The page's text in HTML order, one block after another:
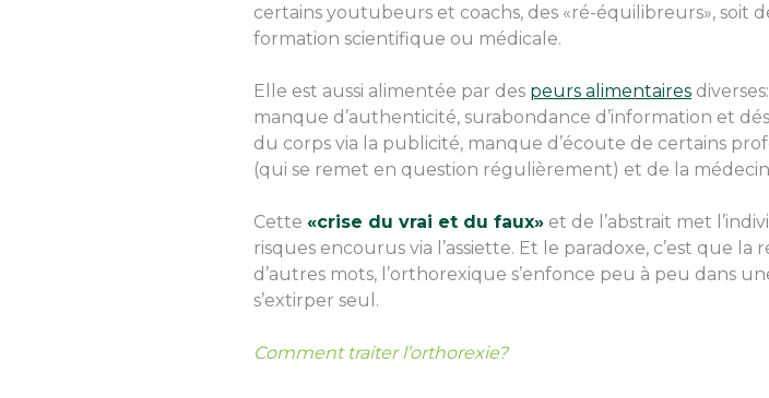
certains youtubeurs et coachs, des «ré-équilibreurs», soit
formation scientifique ou médicale.
Elle est aussi alimentée par des peurs alimentaires
manque d’authenticité, surabondance d’information et
du corps via la publicité, manque d’écoute de certains
(qui se remet en question régulièrement) et de la
Cette «crise du vrai et du faux» et de l’abstrait met
risques encourus via l’assiette. Et le paradoxe, c’est que
d’autres mots, l’orthorexique s’enfonce peu à peu dans
s’extirper seul.
Comment traiter l’orthorexie?